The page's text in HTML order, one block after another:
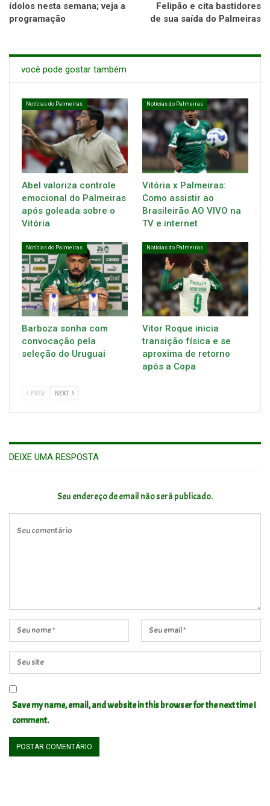
ídolos nesta semana; veja a
programação
Felipão e cita bastidores
de sua saída do Palmeiras
você pode gostar também
Notícias do Palmeiras
Abel valoriza controle
emocional do Palmeiras
após goleada sobre o
Vitória
Notícias do Palmeiras
Vitória x Palmeiras:
Como assistir ao
Brasileirão AO VIVO na
TV e internet
Notícias do Palmeiras
Barboza sonha com
convocação pela
seleção do Uruguai
Notícias do Palmeiras
Vitor Roque inicia
transição física e se
aproxima de retorno
após a Copa
PREV NEXT
DEIXE UMA RESPOSTA
Seu endereço de email não será publicado.
Save my name, email, and website in this browser for the next time I
comment.